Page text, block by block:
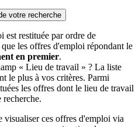
votre recherche
est restituée par ordre de
les offres d'emploi répondant le
en premier.
« Lieu de travail » ? La liste
le plus à vos critères. Parmi
les offres dont le lieu de travail
recherche.
visualiser ces offres d'emploi via